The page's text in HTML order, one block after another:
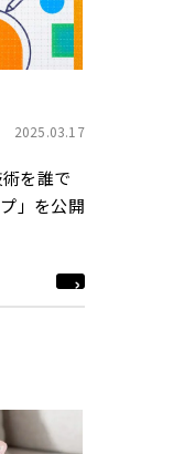
2025.03.17
を誰で
」を公開